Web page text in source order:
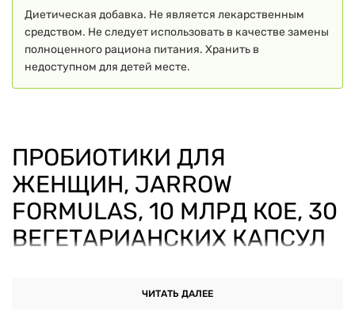
Диетическая добавка. Не является лекарственным
средством. Не следует использовать в качестве замены
полноценного рациона питания. Хранить в
недоступном для детей месте.
ПРОБИОТИКИ ДЛЯ
ЖЕНЩИН, JARROW
FORMULAS, 10 МЛРД КОЕ, 30
ВЕГЕТАРИАНСКИХ КАПСУЛ
пищевая добавка, специально
ЧИТАТЬ ДАЛЕЕ